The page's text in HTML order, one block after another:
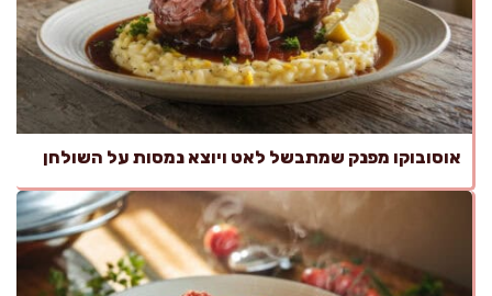
אוסובוקו מפנק שמתבשל לאט ויוצא נמסות על השולחן